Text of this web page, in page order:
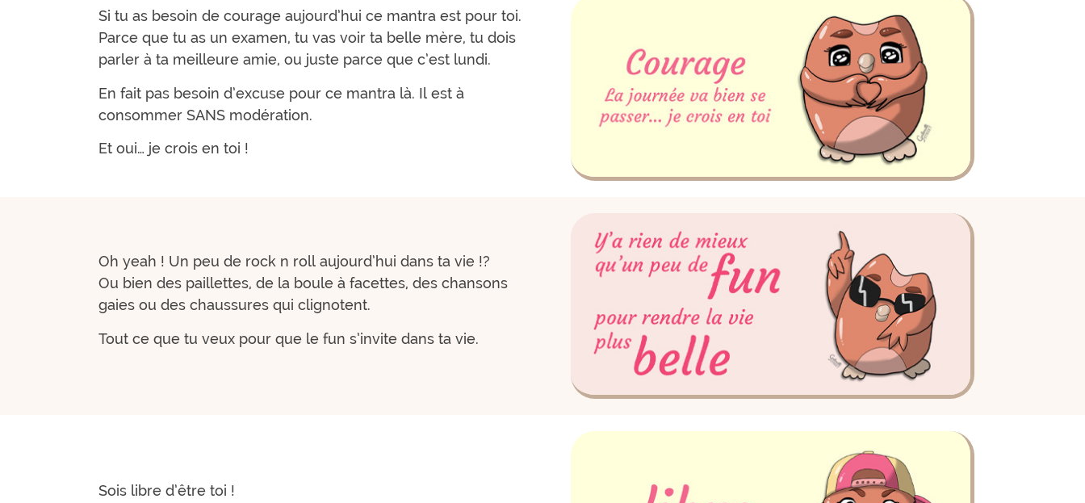
Si tu as besoin de courage aujourd’hui ce mantra est pour toi.
Parce que tu as un examen, tu vas voir ta belle mère, tu dois
parler à ta meilleure amie, ou juste parce que c’est lundi.
En fait pas besoin d’excuse pour ce mantra là. Il est à
consommer SANS modération.
Et oui… je crois en toi !
Oh yeah ! Un peu de rock n roll aujourd’hui dans ta vie !?
Ou bien des paillettes, de la boule à facettes, des chansons
gaies ou des chaussures qui clignotent.
Tout ce que tu veux pour que le fun s’invite dans ta vie.
Sois libre d’être toi !